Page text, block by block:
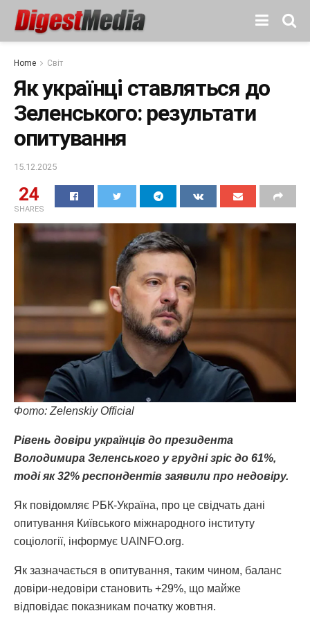
Home Світ
Як українці ставляться до
Зеленського: результати
опитування
15.12.2025
24
SHARES
Фото: Zelenskiy Official
Рівень довіри українців до президента
Володимира Зеленського у грудні зріс до 61%,
тоді як 32% респондентів заявили про недовіру.
Як повідомляє РБК-Україна, про це свідчать дані
опитування Київського міжнародного інституту
соціології, інформує UAINFO.org.
Як зазначається в опитування, таким чином, баланс
довіри-недовіри становить +29%, що майже
відповідає показникам початку жовтня.